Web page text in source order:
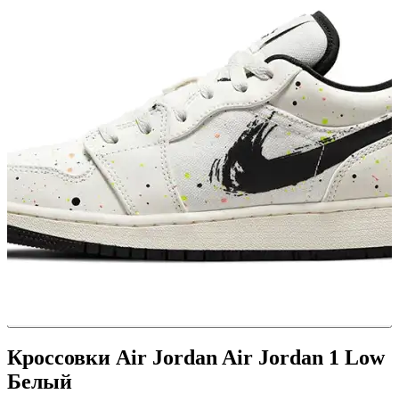
Кроссовки Air Jordan Air Jordan 1 Low
Белый